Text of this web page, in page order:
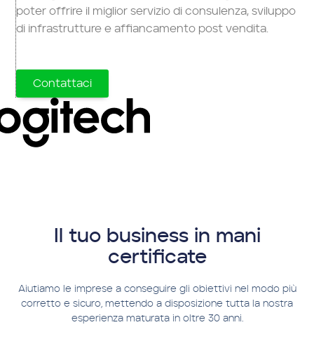
poter offrire il miglior servizio di consulenza, sviluppo
di infrastrutture e affiancamento post vendita.
Contattaci
Il tuo business in mani
certificate
Aiutiamo le imprese a conseguire gli obiettivi nel modo più
corretto e sicuro, mettendo a disposizione tutta la nostra
esperienza maturata in oltre 30 anni.